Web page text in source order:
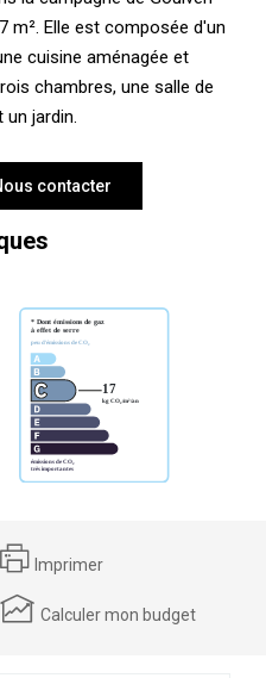
m². Elle est composée d'un
cuisine aménagée et
chambres, une salle de
jardin.
contacter
Imprimer
Calculer mon budget